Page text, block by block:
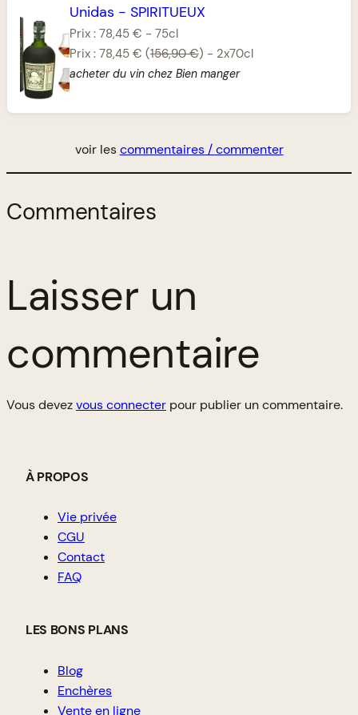
Unidas - SPIRITUEUX
Prix : 78,45 € - 75cl
Prix : 78,45 € (156,90 €) - 2x70cl
acheter du vin chez Bien manger
voir lescommentaires / commenter
Commentaires
Laisser un
commentaire
Vous devezvous connecter pour publier un commentaire.
À PROPOS
Vie privée
CGU
Contact
FAQ
LES BONS PLANS
Blog
Enchères
Vente en ligne